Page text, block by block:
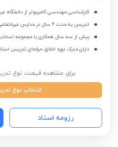
کارشناسی مهندسی کامپیوتر از دانشگاه
تدریس به مدت 2 سال در مدارس غیرانتفاعی
بیش از سه سال همکاری با مجموعه
دارای مدرک دوره اخلاق حرفه‌ای تدریس
برای مشاهده قیمت، نوع
انتخاب نوع
رزومه استاد